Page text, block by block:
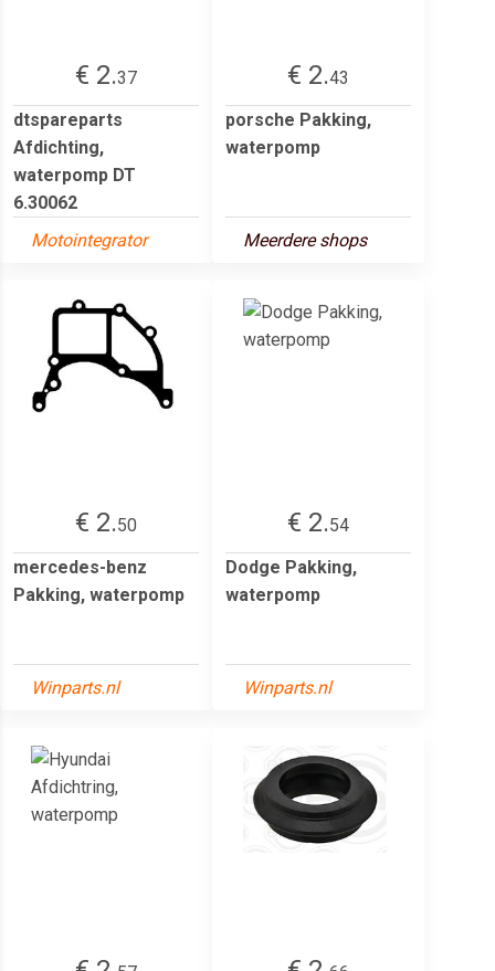
€ 2.37
dtspareparts
Afdichting,
waterpomp DT
6.30062
Motointegrator
€ 2.43
porsche Pakking,
waterpomp
Meerdere shops
€ 2.50
mercedes-benz
Pakking, waterpomp
Winparts.nl
€ 2.54
Dodge Pakking,
waterpomp
Winparts.nl